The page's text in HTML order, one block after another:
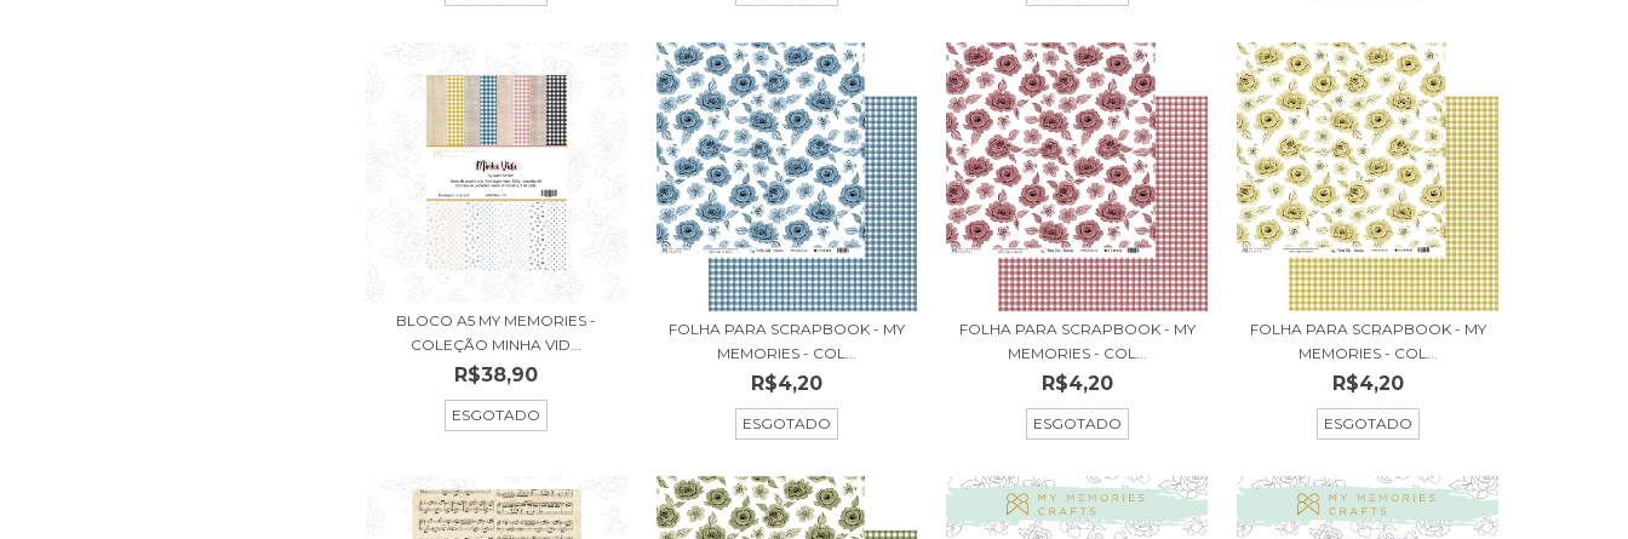
BLOCO A5 MY MEMORIES -
COLEÇÃO MINHA VID...
R$38,90
ESGOTADO
FOLHA PARA SCRAPBOOK - MY
MEMORIES - COL...
R$4,20
ESGOTADO
FOLHA PARA SCRAPBOOK - MY
MEMORIES - COL...
R$4,20
ESGOTADO
FOLHA PARA SCRAPBOOK - MY
MEMORIES - COL...
R$4,20
ESGOTADO